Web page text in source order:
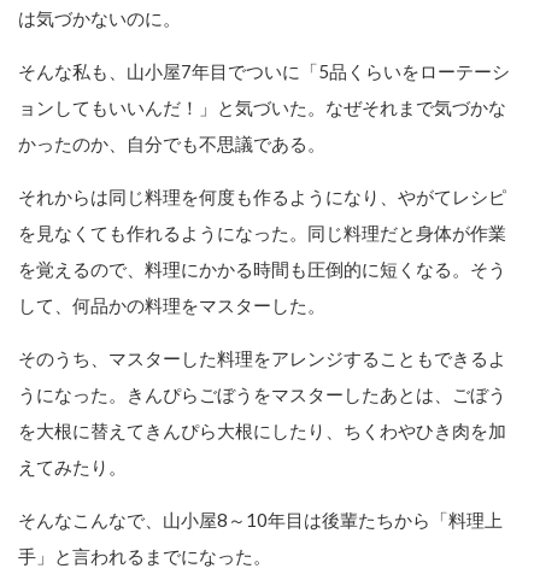
は気づかないのに。
そんな私も、山小屋7年目でついに「5品くらいをローテーシ
ョンしてもいいんだ！」と気づいた。なぜそれまで気づかな
かったのか、自分でも不思議である。
それからは同じ料理を何度も作るようになり、やがてレシピ
を見なくても作れるようになった。同じ料理だと身体が作業
を覚えるので、料理にかかる時間も圧倒的に短くなる。そう
して、何品かの料理をマスターした。
そのうち、マスターした料理をアレンジすることもできるよ
うになった。きんぴらごぼうをマスターしたあとは、ごぼう
を大根に替えてきんぴら大根にしたり、ちくわやひき肉を加
えてみたり。
そんなこんなで、山小屋8～10年目は後輩たちから「料理上
手」と言われるまでになった。